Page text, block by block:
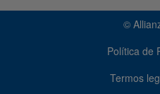
©
Política de
Termos